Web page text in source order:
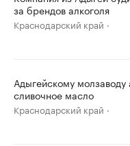
за брендов алкоголя
Краснодарский край
Адыгейскому
сливочное масло
Краснодарский край